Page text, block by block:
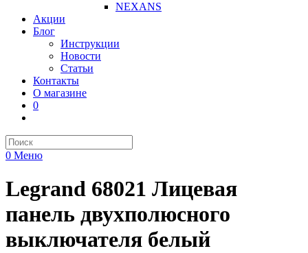
NEXANS
Акции
Блог
Инструкции
Новости
Статьи
Контакты
О магазине
0
0 Меню
Legrand 68021 Лицевая
панель двухполюсного
выключателя белый